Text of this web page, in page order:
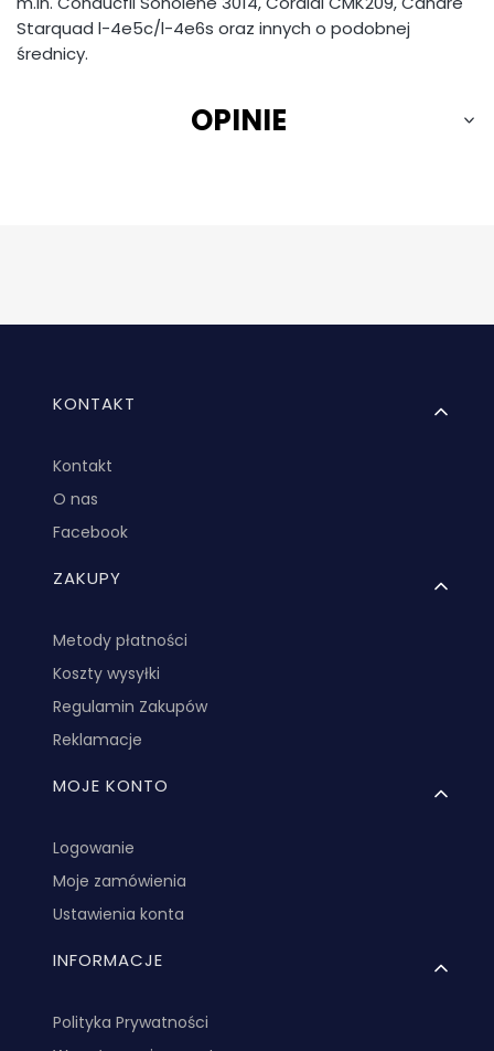
Starquad l-4e5c/l-4e6s oraz innych o podobnej
średnicy.
OPINIE
Linki w stopce
KONTAKT
Kontakt
O nas
Facebook
ZAKUPY
Metody płatności
Koszty wysyłki
Regulamin Zakupów
Reklamacje
MOJE KONTO
Logowanie
Moje zamówienia
Ustawienia konta
INFORMACJE
Polityka Prywatności